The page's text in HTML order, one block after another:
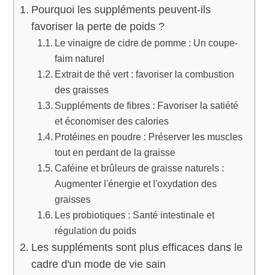
Pourquoi les suppléments peuvent-ils
favoriser la perte de poids ?
Le vinaigre de cidre de pomme : Un coupe-
faim naturel
Extrait de thé vert : favoriser la combustion
des graisses
Suppléments de fibres : Favoriser la satiété
et économiser des calories
Protéines en poudre : Préserver les muscles
tout en perdant de la graisse
Caféine et brûleurs de graisse naturels :
Augmenter l'énergie et l'oxydation des
graisses
Les probiotiques : Santé intestinale et
régulation du poids
Les suppléments sont plus efficaces dans le
cadre d'un mode de vie sain